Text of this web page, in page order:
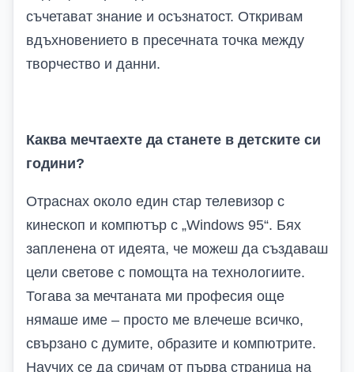
съчетават знание и осъзнатост. Откривам
вдъхновението в пресечната точка между
творчество и данни.
Каква мечтаехте да станете в детските си
години?
Отраснах около един стар телевизор с
кинескоп и компютър с „Windows 95“. Бях
запленена от идеята, че можеш да създаваш
цели светове с помощта на технологиите.
Тогава за мечтаната ми професия още
нямаше име – просто ме влечеше всичко,
свързано с думите, образите и компютрите.
Научих се да сричам от първа страница на